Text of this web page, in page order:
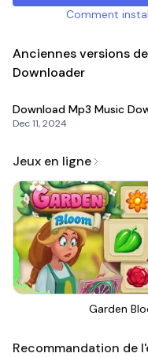
Comment
Anciennes versions
Downloader
Download Mp3 Music
Dec 11, 2024
Jeux en ligne
Garden
Recommandation de